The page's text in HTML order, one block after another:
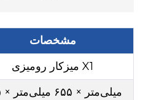
مشخصات
میزکار رومیزی X1